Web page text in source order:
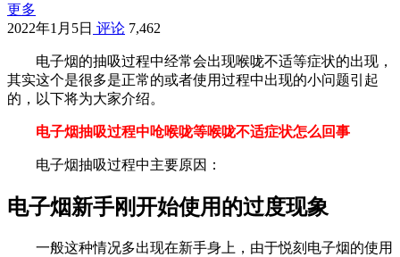
更多
2022年1月5日 评论 7,462
电子烟的抽吸过程中经常会出现喉咙不适等症状的出现，
其实这个是很多是正常的或者使用过程中出现的小问题引起
的，以下将为大家介绍。
电子烟抽吸过程中呛喉咙等喉咙不适症状怎么回事
电子烟抽吸过程中主要原因：
电子烟新手刚开始使用的过度现象
一般这种情况多出现在新手身上，由于悦刻电子烟的使用